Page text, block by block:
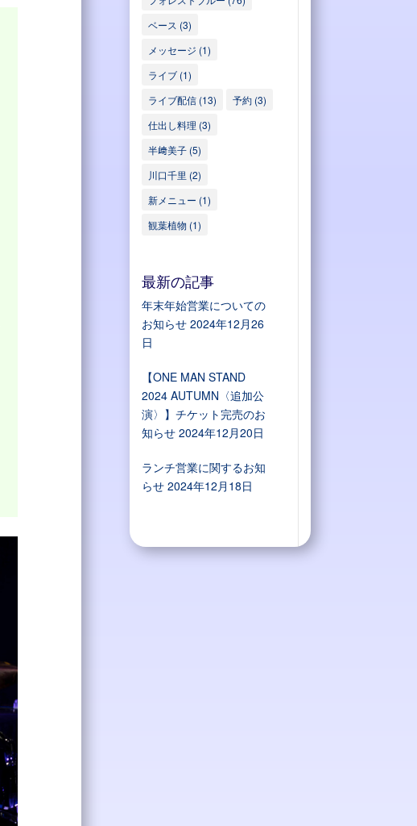
ベース (3)
メッセージ (1)
ライブ(1)
ライブ配信(13) 予約(3)
仕出し料理 (3)
半﨑美子(5)
川口千里 (2)
新メニュー (1)
観葉植物 (1)
最新の記事
年末年始営業についての
お知らせ 2024年12月26
日
【ONE MAN STAND
2024 AUTUMN〈追加公
演〉】チケット完売のお
知らせ 2024年12月20日
ランチ営業に関するお知
らせ 2024年12月18日